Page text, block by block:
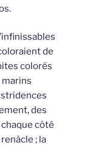
de
colorés
des
côté
; la